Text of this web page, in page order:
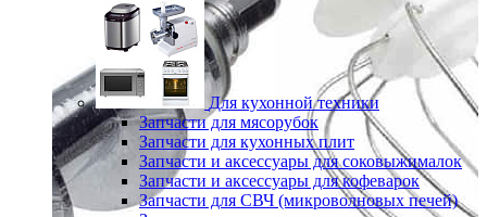
Для кухонной техники
Запчасти для мясорубок
Запчасти для кухонных плит
Запчасти и аксессуары для соковыжималок
Запчасти и аксессуары для кофеварок
Запчасти для СВЧ (микроволновых печей)